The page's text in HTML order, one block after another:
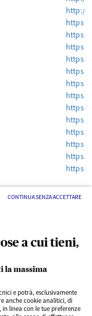
a cui tieni,
la massima
e potrà, esclusivamente
anche cookie analitici, di
linea con le tue preferenze
CONTINUA SENZA ACCETTARE
http://
https://